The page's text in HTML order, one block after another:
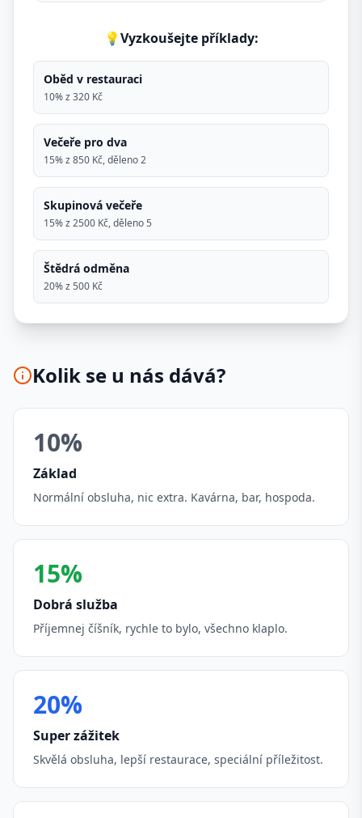
💡Vyzkoušejte příklady:
Oběd v restauraci
10% z 320 Kč
Večeře pro dva
15% z 850 Kč, děleno 2
Skupinová večeře
15% z 2500 Kč, děleno 5
Štědrá odměna
20% z 500 Kč
Kolik se u nás dává?
10%
Základ
Normální obsluha, nic extra. Kavárna, bar, hospoda.
15%
Dobrá služba
Příjemnej číšník, rychle to bylo, všechno klaplo.
20%
Super zážitek
Skvělá obsluha, lepší restaurace, speciální příležitost.